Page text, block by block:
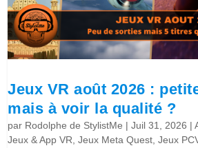
Jeux VR août 2026 :
mais à voir la qualité ?
par Rodolphe de StylistMe |Juil 31, 2026 |
Jeux & App VR,Jeux Meta Quest,Jeux